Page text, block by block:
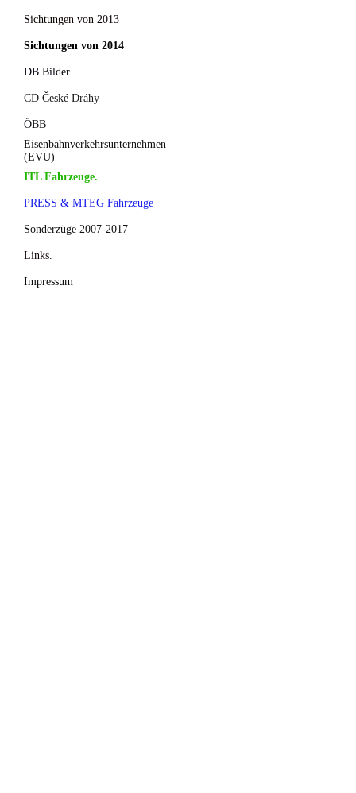
Sichtungen von 2013
Sichtungen von 2014
DB Bilder
CD České Dráhy
ÖBB
Eisenbahnverkehrsunternehmen
(EVU)
ITL Fahrzeuge.
PRESS & MTEG Fahrzeuge
Sonderzüge 2007-2017
Links.
Impressum